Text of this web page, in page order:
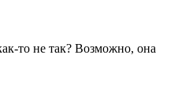
то не так? Возможно, она